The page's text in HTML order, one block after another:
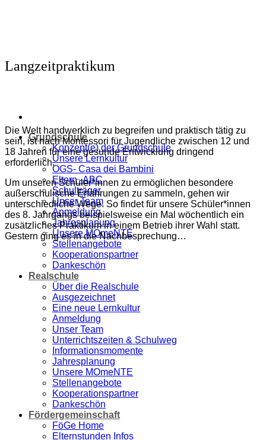
Grundschule
Konzept(e) der Grundschule
Unsere Lernkultur
OGS- Casa dei Bambini
Eltern -ABC
Schulträger
Unser Team
Anmeldung
Jahresplanung
Unsere MOmeNTE
Stellenangebote
Kooperationspartner
Dankeschön
Realschule
Über die Realschule
Ausgezeichnet
Eine neue Lernkultur
Anmeldung
Unser Team
Unterrichtszeiten & Schulweg
Informationsmomente
Jahresplanung
Unsere MOmeNTE
Stellenangebote
Kooperationspartner
Dankeschön
Fördergemeinschaft
FöGe Home
Elternstunden Infos
Langzeitpraktikum
Die Welt handwerklich zu begreifen und praktisch tätig zu
sein, ist nach Montessori für Jugendliche zwischen 12 und
18 Jahren für eine gesunde Entwicklung dringend
erforderlich.
Um unseren Schüler*innen zu ermöglichen besondere
außerschulische Erfahrungen zu sammeln, gehen wir
unterschiedliche Wege. So findet für unsere Schüler*innen
des 8. Jahrgangs beispielsweise ein Mal wöchentlich ein
zusätzliches Praktikum in einem Betrieb ihrer Wahl statt.
Gestern ging es in die Nachbesprechung…